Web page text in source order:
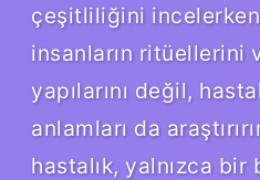
çeşitliliğini
insanların ritüellerini
yapılarını değil,
anlamları da
hastalık, yalnızca